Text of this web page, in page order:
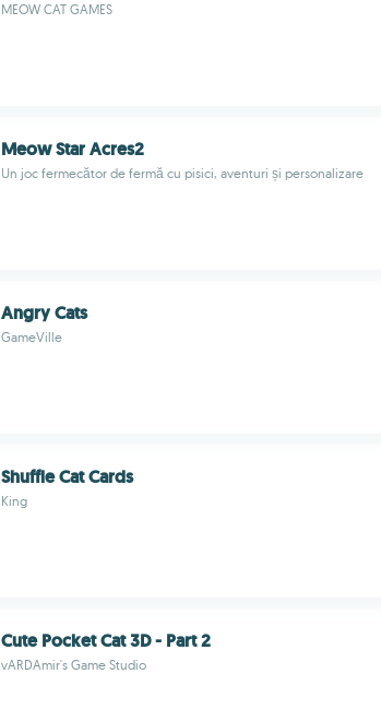
MEOW CAT GAMES
Meow Star Acres2
Un joc fermecător de fermă cu pisici, aventuri și personalizare
Angry Cats
GameVille
Shuffle Cat Cards
King
Cute Pocket Cat 3D - Part 2
vARDAmir's Game Studio